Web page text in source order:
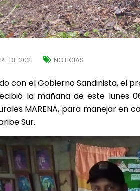
DE 2021 NOTICIAS
con el Gobierno Sandinista, el
la mañana de este
MARENA, para manejar en
Sur.